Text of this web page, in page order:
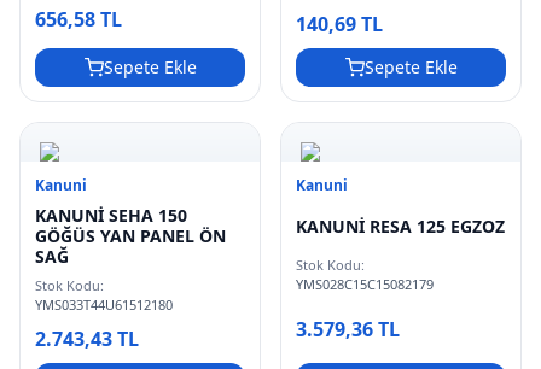
656,58 TL
Sepete Ekle
140,69 TL
Sepete Ekle
Kanuni
KANUNİ SEHA 150
GÖĞÜS YAN PANEL ÖN
SAĞ
Stok Kodu:
YMS033T44U61512180
2.743,43 TL
Kanuni
KANUNİ RESA 125 EGZOZ
Stok Kodu:
YMS028C15C15082179
3.579,36 TL